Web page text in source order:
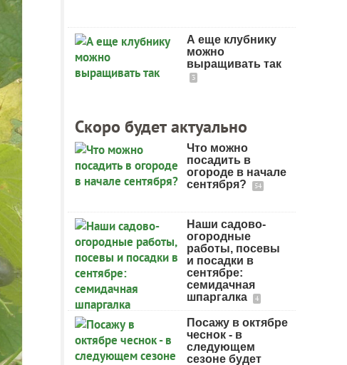
А еще клубнику
можно
выращивать так
3
Скоро будет актуально
Что можно
посадить в
огороде в начале
сентября?
54
Наши садово-
огородные
работы, посевы
и посадки в
сентябре:
семидачная
шпаргалка
4
Посажу в октябре
чеснок - в
следующем
сезоне будет